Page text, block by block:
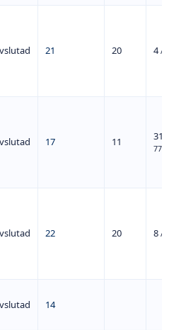
21 20 4/
17 11 31
77
22 20 8 /
14